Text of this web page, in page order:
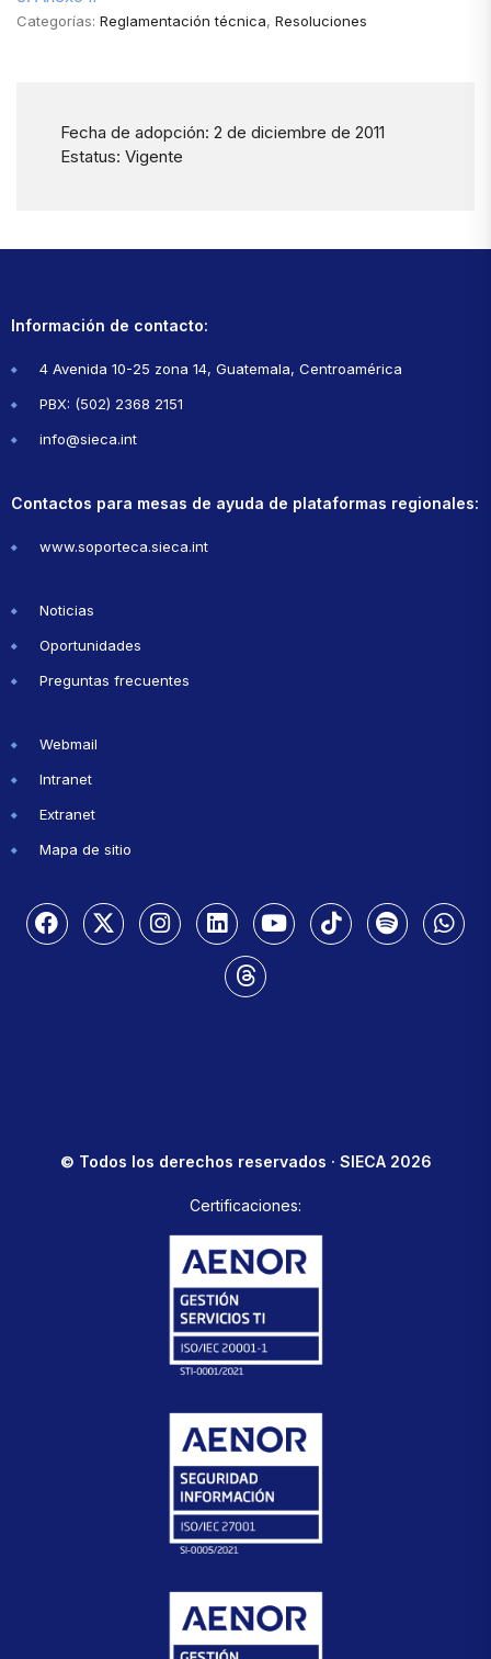
Categorías: Reglamentación técnica, Resoluciones
Fecha de adopción: 2 de diciembre de 2011
Estatus: Vigente
Información de contacto:
4 Avenida 10-25 zona 14, Guatemala, Centroamérica
PBX: (502) 2368 2151
info@sieca.int
Contactos para mesas de ayuda de plataformas regionales:
www.soporteca.sieca.int
Noticias
Oportunidades
Preguntas frecuentes
Webmail
Intranet
Extranet
Mapa de sitio
© Todos los derechos reservados · SIECA 2026
Certificaciones: